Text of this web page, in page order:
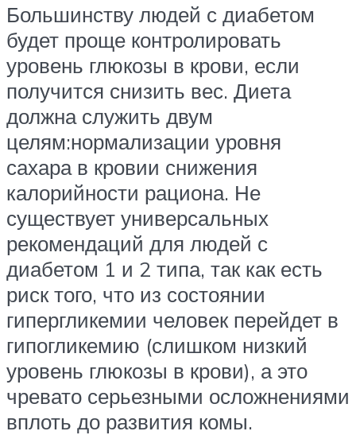
Большинству людей с диабетом
будет проще контролировать
уровень глюкозы в крови, если
получится снизить вес. Диета
должна служить двум
целям:нормализации уровня
сахара в кровии снижения
калорийности рациона. Не
существует универсальных
рекомендаций для людей с
диабетом 1 и 2 типа, так как есть
риск того, что из состоянии
гипергликемии человек перейдет в
гипогликемию (слишком низкий
уровень глюкозы в крови), а это
чревато серьезными осложнениями
вплоть до развития комы.